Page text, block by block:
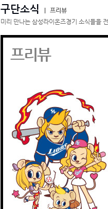
구단소식
프리뷰
미리 만나는 삼성라이온즈경기 소식들을
프리뷰